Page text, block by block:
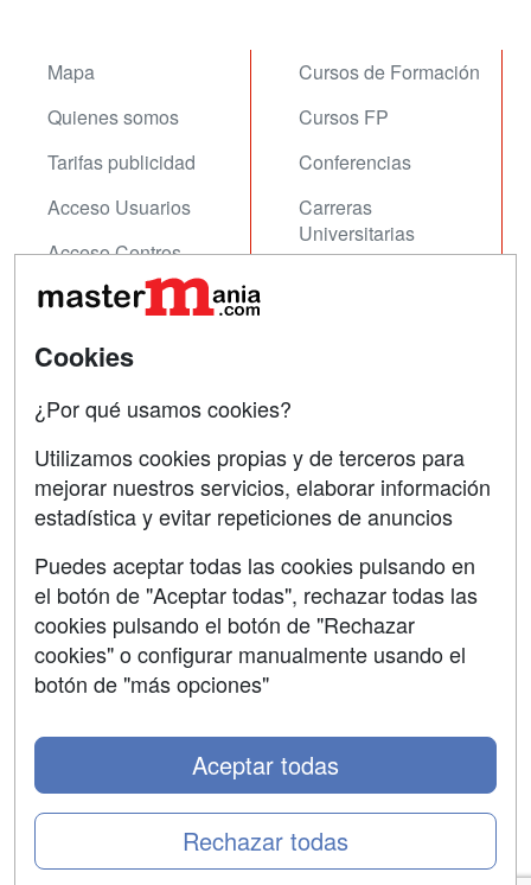
Mapa
Quienes somos
Tarifas publicidad
Acceso Usuarios
Acceso Centros
Cursos de Formación
Cursos FP
Conferencias
Carreras
Universitarias
Contactar
Copyleft
Grupo formazion:
Cookies
¿Por qué usamos cookies?
Utilizamos cookies propias y de terceros para
mejorar nuestros servicios, elaborar información
estadística y evitar repeticiones de anuncios
Puedes aceptar todas las cookies pulsando en
el botón de "Aceptar todas", rechazar todas las
cookies pulsando el botón de "Rechazar
cookies" o configurar manualmente usando el
botón de "más opciones"
Rechazar todas
Aceptar todas